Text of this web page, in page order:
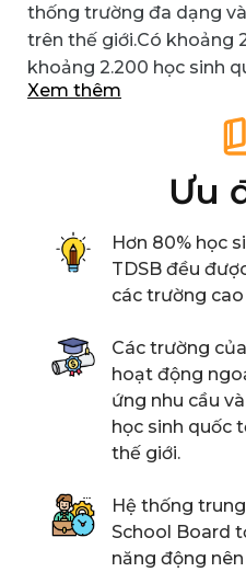
thống trường đa dạng
trên thế giới.Có khoảng
khoảng 2.200 học sinh
TDSB có hơn 38.000
ngoại ngữ khác nhau,
Xem thêm
Ưu
Hơn 80% học
TDSB đều
các trường
Các trường
hoạt động
ứng nhu cầu
học sinh quốc
thế giới.
Hệ thống
School Board
năng động